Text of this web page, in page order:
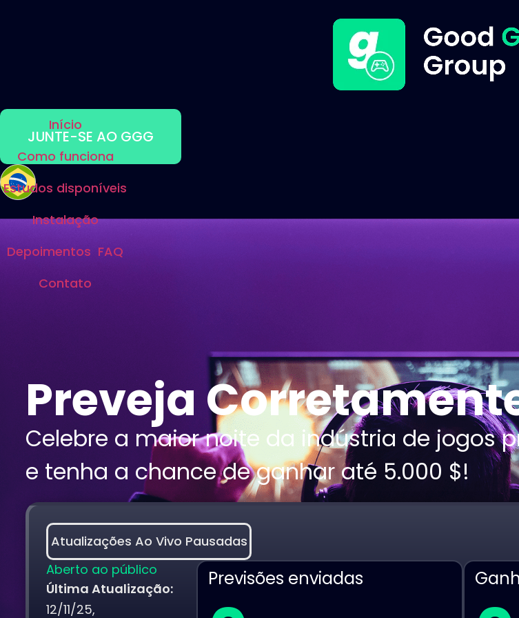
Início
Como funciona
Estudos disponíveis
Instalação
Depoimentos FAQ
Contato
JUNTE-SE AO GGG
Preveja
Celebre a maior noite da indústria de jogos
e tenha a chance de ganhar até 5.000 $!
Atualizações Ao Vivo Pausadas
Aberto ao público
Última Atualização:
12/11/25,
Previsões enviadas